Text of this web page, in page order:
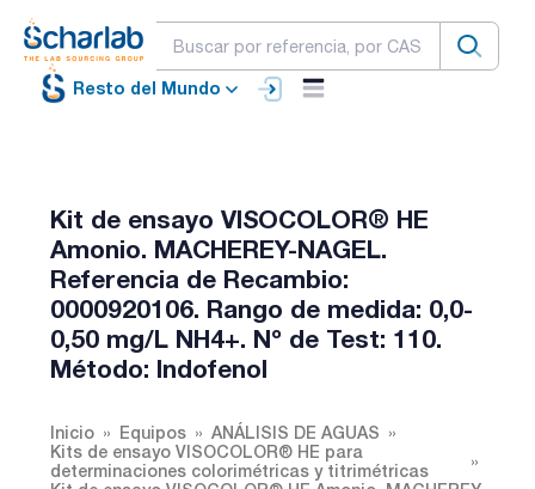
Resto del Mundo
Kit de ensayo VISOCOLOR® HE
Amonio. MACHEREY-NAGEL.
Referencia de Recambio:
0000920106. Rango de medida: 0,0-
0,50 mg/L NH4+. Nº de Test: 110.
Método: Indofenol
Inicio Equipos
ANÁLISIS DE AGUAS
Kits de ensayo VISOCOLOR® HE para
determinaciones colorimétricas y titrimétricas